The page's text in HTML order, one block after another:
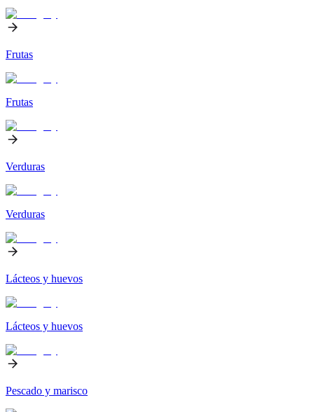
Frutas
Frutas
Verduras
Verduras
Lácteos y huevos
Lácteos y huevos
Pescado y marisco